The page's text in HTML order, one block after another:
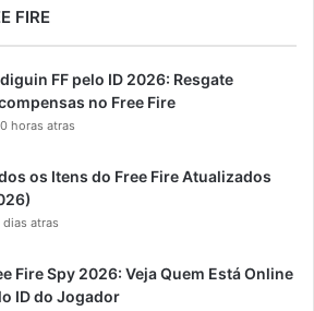
FIRE
FF pelo ID 2026: Resgate
no Free Fire
horas atras
os Itens do Free Fire Atualizados
dias atras
Fire Spy 2026: Veja Quem Está Online
ID do Jogador